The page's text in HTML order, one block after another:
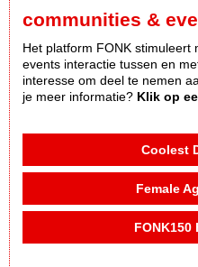
communities &
Het platform FONK stimuleert
events interactie tussen en
interesse om deel te nemen
je meer informatie? Klik op
Coolest
Female
FONK150